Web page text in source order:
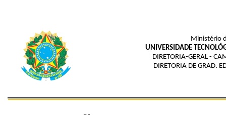
Ministério
UNIVERSIDADE
DIRETORIA-GERAL -
DIRETORIA DE GRAD.